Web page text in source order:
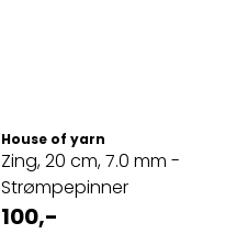
House of yarn
Zing, 20 cm, 7.0 mm -
Strømpepinner
100,-